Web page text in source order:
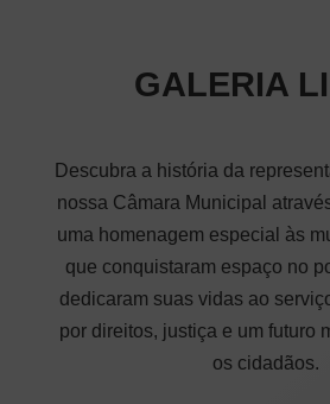
GALERIA
Descubra a história da
nossa Câmara Municipal
uma homenagem especial às
que conquistaram espaço no
dedicaram suas vidas ao
por direitos, justiça e um futuro
os cidadãos.